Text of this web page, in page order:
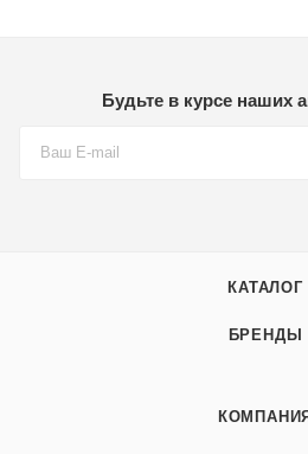
Будьте в курсе наших
КАТАЛОГ
БРЕНДЫ
КОМПАНИЯ